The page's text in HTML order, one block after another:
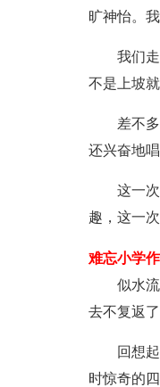
旷神怡。
我们
不是上坡
差不
还兴奋地
这一
趣，这一
难忘小学
似水
去不复返了
回想
时惊奇的